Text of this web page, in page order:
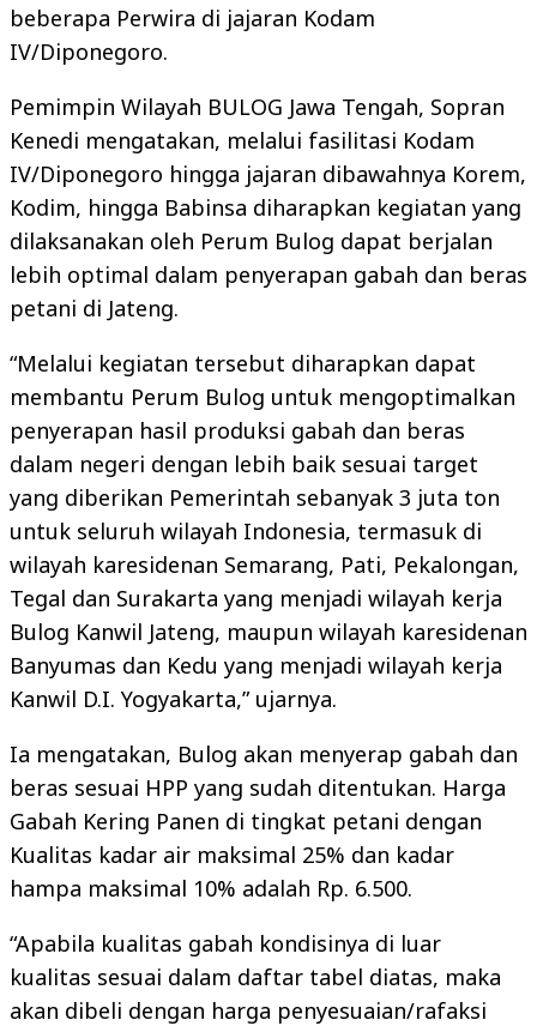
beberapa Perwira di jajaran Kodam
IV/Diponegoro.
Pemimpin Wilayah BULOG Jawa Tengah, Sopran
Kenedi mengatakan, melalui fasilitasi Kodam
IV/Diponegoro hingga jajaran dibawahnya Korem,
Kodim, hingga Babinsa diharapkan kegiatan yang
dilaksanakan oleh Perum Bulog dapat berjalan
lebih optimal dalam penyerapan gabah dan beras
petani di Jateng.
“Melalui kegiatan tersebut diharapkan dapat
membantu Perum Bulog untuk mengoptimalkan
penyerapan hasil produksi gabah dan beras
dalam negeri dengan lebih baik sesuai target
yang diberikan Pemerintah sebanyak 3 juta ton
untuk seluruh wilayah Indonesia, termasuk di
wilayah karesidenan Semarang, Pati, Pekalongan,
Tegal dan Surakarta yang menjadi wilayah kerja
Bulog Kanwil Jateng, maupun wilayah karesidenan
Banyumas dan Kedu yang menjadi wilayah kerja
Kanwil D.I. Yogyakarta,” ujarnya.
Ia mengatakan, Bulog akan menyerap gabah dan
beras sesuai HPP yang sudah ditentukan. Harga
Gabah Kering Panen di tingkat petani dengan
Kualitas kadar air maksimal 25% dan kadar
hampa maksimal 10% adalah Rp. 6.500.
“Apabila kualitas gabah kondisinya di luar
kualitas sesuai dalam daftar tabel diatas, maka
akan dibeli dengan harga penyesuaian/rafaksi